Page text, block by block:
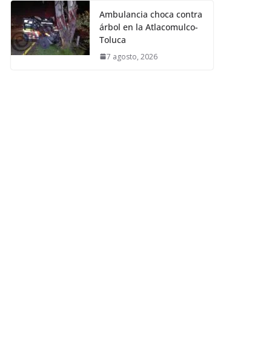
Ambulancia choca contra
árbol en la Atlacomulco-
Toluca
7 agosto, 2026